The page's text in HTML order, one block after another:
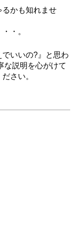
かも知れませ
・。
でいいの?』と思わ
な説明を心がけて
さい。